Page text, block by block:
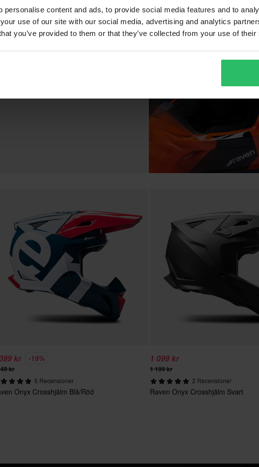
personalise content and ads, to provide social media features and to
use of our site with our social media, advertising and analytics
you’ve provided to them or that they’ve collected from your use of
kr -19%
kr
5 Recensioner
Onyx Crosshjälm Blå/Röd
1 099 kr
1 199 kr
2 Recensioner
Raven Onyx Crosshjälm Svart